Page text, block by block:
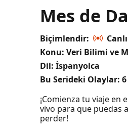
Mes de
Biçimlendir:
Konu: Veri Bilimi ve
Dil: İspanyolca
Bu Serideki Olaylar: 6
¡Comienza tu viaje
vivo para que puedas
perder!